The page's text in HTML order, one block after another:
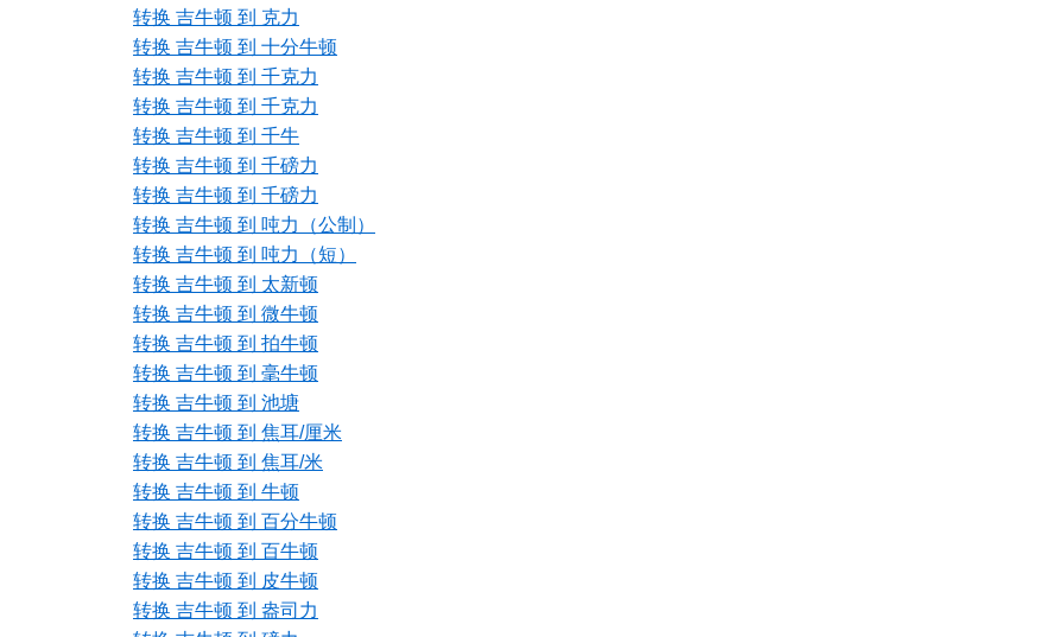
转换 吉牛顿 到 克力
转换 吉牛顿 到 十分牛顿
转换 吉牛顿 到 千克力
转换 吉牛顿 到 千克力
转换 吉牛顿 到 千牛
转换 吉牛顿 到 千磅力
转换 吉牛顿 到 千磅力
转换 吉牛顿 到 吨力（公制）
转换 吉牛顿 到 吨力（短）
转换 吉牛顿 到 太新顿
转换 吉牛顿 到 微牛顿
转换 吉牛顿 到 拍牛顿
转换 吉牛顿 到 毫牛顿
转换 吉牛顿 到 池塘
转换 吉牛顿 到 焦耳/厘米
转换 吉牛顿 到 焦耳/米
转换 吉牛顿 到 牛顿
转换 吉牛顿 到 百分牛顿
转换 吉牛顿 到 百牛顿
转换 吉牛顿 到 皮牛顿
转换 吉牛顿 到 盎司力